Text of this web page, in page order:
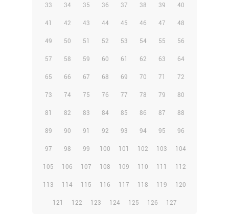
33 34 35 36 37 38 39 40
41 42 43 44 45 46 47 48
49 50 51 52 53 54 55 56
57 58 59 60 61 62 63 64
65 66 67 68 69 70 71 72
73 74 75 76 77 78 79 80
81 82 83 84 85 86 87 88
89 90 91 92 93 94 95 96
97 98 99 100 101 102 103 104
105 106 107 108 109 110 111 112
113 114 115 116 117 118 119 120
121 122 123 124 125 126 127